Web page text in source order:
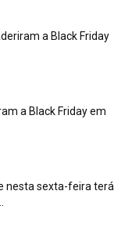
a Black Friday
a Black Friday em
nesta sexta-feira terá